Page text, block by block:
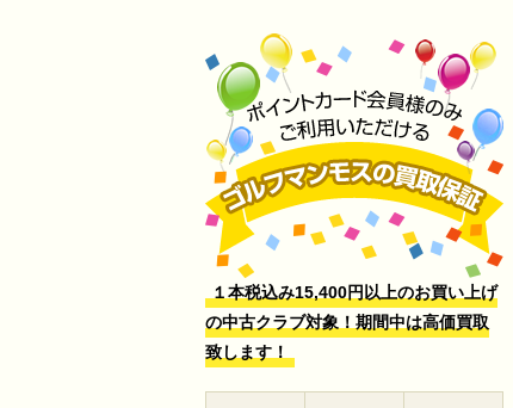
１本税込み15,400円以上のお買い上げ
の中古クラブ対象！期間中は高価買取
致します！